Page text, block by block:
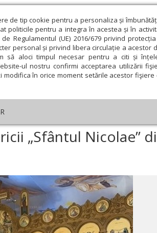
de tip cookie pentru a personaliza și
politicile pentru a integra în acestea și în
Regulamentul (UE) 2016/679 privind
personal și privind libera circulație a acestor
să aloci timpul necesar pentru a citi și
ul nostru confirmi acceptarea utilizării
modifica în orice moment setările acestor
omagial Comunicate de presă
și spiritualitate Educaţie și Cultură
sfinţită pictura Bisericii „Sfântul Nicolae” din
„Sfântul Nicolae”